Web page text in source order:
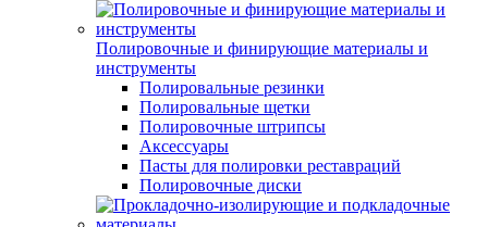
Полировочные и финирующие материалы и
инструменты
Полировальные резинки
Полировальные щетки
Полировочные штрипсы
Аксессуары
Пасты для полировки реставраций
Полировочные диски